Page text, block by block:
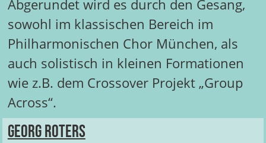
Abgerundet wird es durch den Gesang,
sowohl im klassischen Bereich im
Philharmonischen Chor München, als
auch solistisch in kleinen Formationen
wie z.B. dem Crossover Projekt „Group
Across“.
Georg Roters